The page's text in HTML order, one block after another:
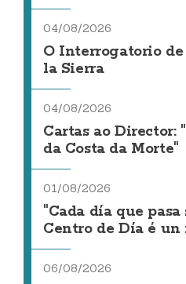
04/08/2026
O Interrogatorio de
la Sierra
04/08/2026
Cartas ao Director:
da Costa da Morte"
01/08/2026
"Cada día que
Centro de Día é
06/08/2026